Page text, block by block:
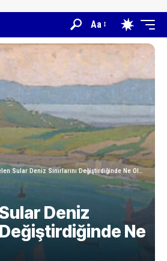
Aa
Sular Deniz Sınırlarını Değiştirdiğinde Ne Olacak?
Deniz
Değiştirdiğinde Ne